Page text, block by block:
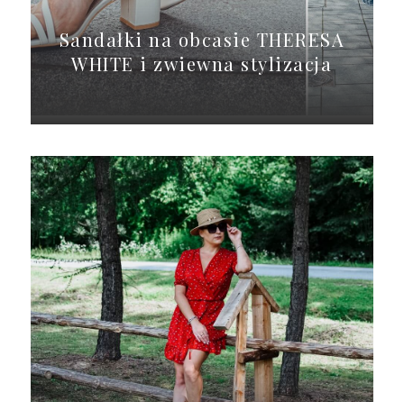
Sandałki na obcasie THERESA
WHITE i zwiewna stylizacja